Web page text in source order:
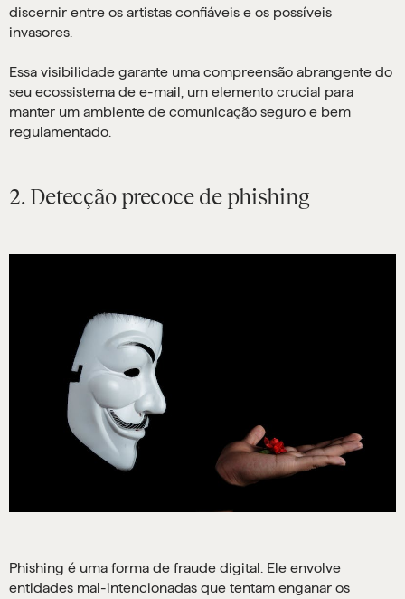
discernir entre os artistas confiáveis e os possíveis
invasores.
Essa visibilidade garante uma compreensão abrangente do
seu ecossistema de e-mail, um elemento crucial para
manter um ambiente de comunicação seguro e bem
regulamentado.
2. Detecção precoce de phishing
Phishing é uma forma de fraude digital. Ele envolve
entidades mal-intencionadas que tentam enganar os